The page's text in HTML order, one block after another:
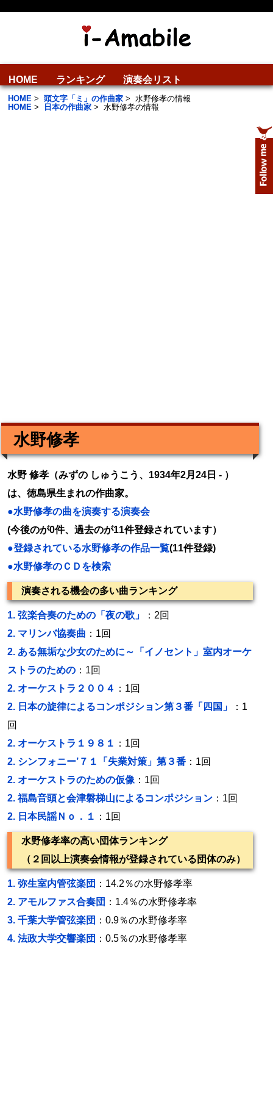
HOME ランキング 演奏会リスト
HOME > 頭文字「ミ」の作曲家 > 水野修孝の情報
HOME > 日本の作曲家 > 水野修孝の情報
水野修孝
水野 修孝（みずの しゅうこう、1934年2月24日 - ）
は、徳島県生まれの作曲家。
●水野修孝の曲を演奏する演奏会
(今後のが0件、過去のが11件登録されています）
●登録されている水野修孝の作品一覧(11件登録)
●水野修孝のＣＤを検索
演奏される機会の多い曲ランキング
1. 弦楽合奏のための「夜の歌」
：2回
2. マリンバ協奏曲 ：1回
2. ある無垢な少女のために～「イノセント」室内オーケ
ストラのための ：1回
2. オーケストラ２００４ ：1回
2. 日本の旋律によるコンポジション第３番「四国」
：1
回
2. オーケストラ１９８１ ：1回
2. シンフォニー’７１「失業対策」第３番 ：1回
2. オーケストラのための仮像 ：1回
2.福島音頭と会津磐梯山によるコンポジション ：1回
2. 日本民謡Ｎｏ．１ ：1回
水野修孝率の高い団体ランキング
（２回以上演奏会情報が登録されている団体のみ）
1. 弥生室内管弦楽団 ：14.2％の水野修孝率
2. アモルファス合奏団 ：1.4％の水野修孝率
3. 千葉大学管弦楽団 ：0.9％の水野修孝率
4. 法政大学交響楽団 ：0.5％の水野修孝率